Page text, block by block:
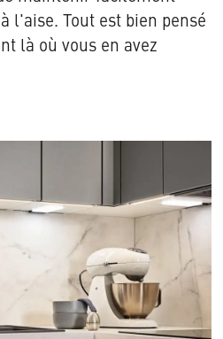
l'aise. Tout est bien pensé
là où vous en avez